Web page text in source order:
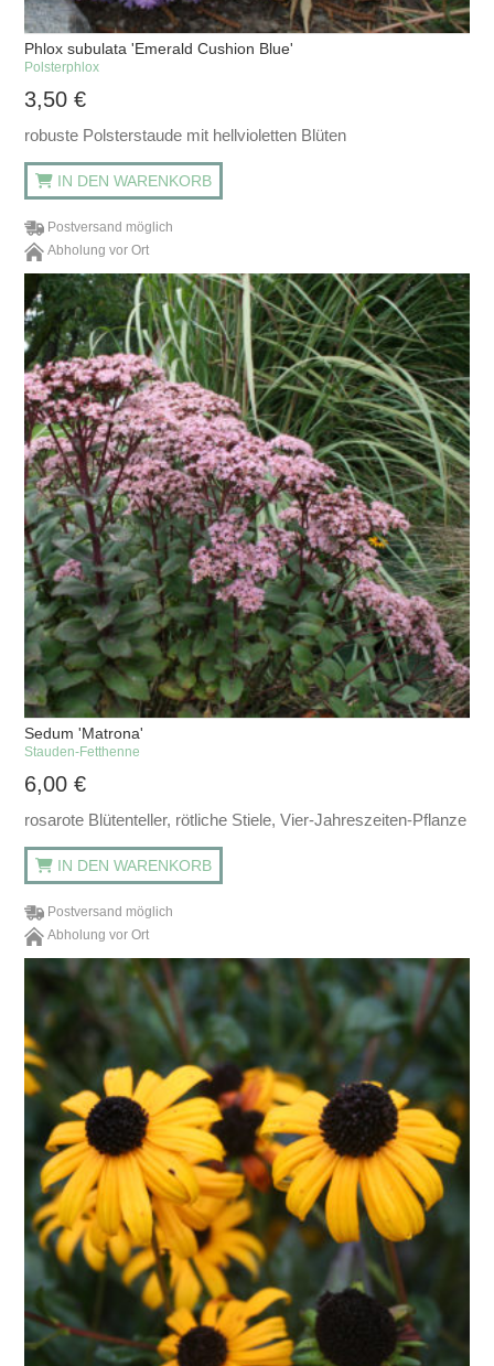
Phlox subulata 'Emerald Cushion Blue'
Polsterphlox
3,50€
robuste Polsterstaude mit hellvioletten Blüten
IN DEN WARENKORB
Postversand möglich
Abholung vor Ort
Sedum 'Matrona'
Stauden-Fetthenne
6,00€
rosarote Blütenteller, rötliche Stiele, Vier-Jahreszeiten-Pflanze
IN DEN WARENKORB
Postversand möglich
Abholung vor Ort